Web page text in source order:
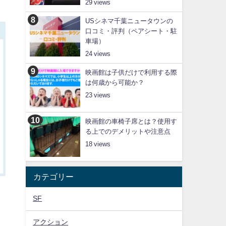
29
USシネマ千葉ニュータウンの
口コミ・評判（ペアシート・駐
車場）
24
映画館は子供だけで利用する際
は何歳から可能か？
23
映画館の車椅子席とは？使用す
る上でのデメリットや注意点
18
カテゴリー
SF
アクション